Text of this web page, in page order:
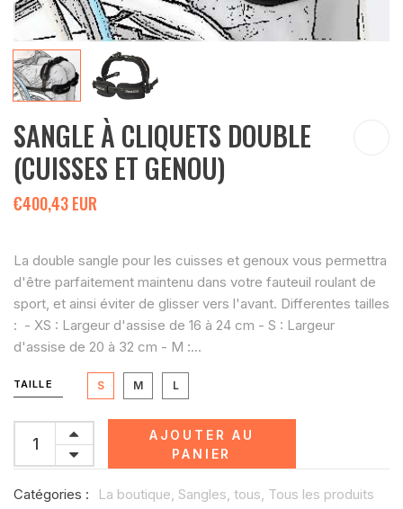
SANGLE À CLIQUETS DOUBLE
(CUISSES ET GENOU)
€400,43 EUR
La double sangle pour les cuisses et genoux vous permettra
d'être parfaitement maintenu dans votre fauteuil roulant de
sport, et ainsi éviter de glisser vers l'avant. Differentes tailles
: - XS : Largeur d'assise de 16 à 24 cm - S : Largeur
d'assise de 20 à 32 cm - M :...
TAILLE S M L
AJOUTER AU
PANIER
Catégories : La boutique, Sangles, tous, Tous les produits